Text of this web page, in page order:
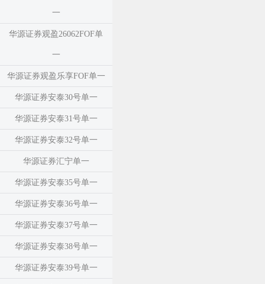
一
华源证券观盈26062FOF单
一
华源证券观盈乐享FOF单一
华源证券安泰30号单一
华源证券安泰31号单一
华源证券安泰32号单一
华源证券汇宁单一
华源证券安泰35号单一
华源证券安泰36号单一
华源证券安泰37号单一
华源证券安泰38号单一
华源证券安泰39号单一